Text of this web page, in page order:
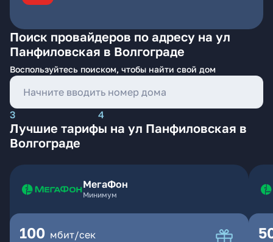
Поиск провайдеров по адресу на ул
Панфиловская в Волгограде
Воспользуйтесь поиском, чтобы найти свой дом
3 4
Лучшие тарифы на ул Панфиловская в
Волгограде
МегаФон
Минимум
100 мбит/сек